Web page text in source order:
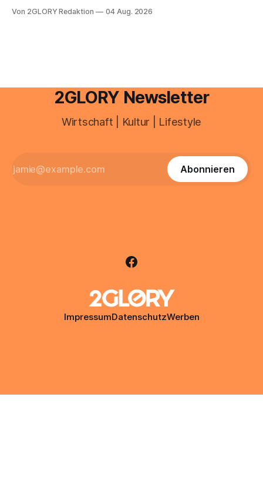
besitzt, loggt sich heute über das Vodafone E-Mail & Cloud
Von 2GLORY Redaktion 04 Aug. 2026
2GLORY Newsletter
Wirtschaft | Kultur | Lifestyle
Abonnieren
ImpressumDatenschutzWerben